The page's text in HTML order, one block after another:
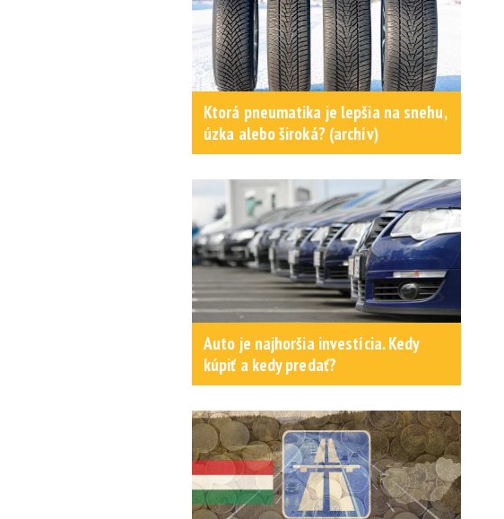
Ktorá pneumatika je lepšia na snehu,
úzka alebo široká? (archív)
Auto je najhoršia investícia. Kedy
kúpiť a kedy predať?